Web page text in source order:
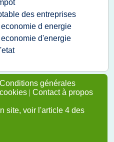
des entreprises
d energie
d'energie
Conditions générales
| Contact à propos
site, voir l'article 4 des